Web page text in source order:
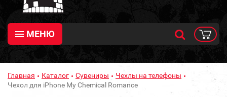
МЕНЮ
Главная Каталог Сувениры
Чехлы на телефоны
Чехол для iPhone My Chemical Romance